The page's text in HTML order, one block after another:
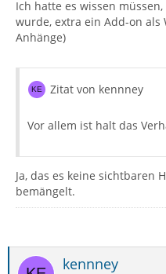
Ich hatte es wissen
wurde, extra ein Add-on
Anhänge)
Zitat von kennney
Vor allem ist halt das
Ja, das es keine sichtbaren
bemängelt.
kennney